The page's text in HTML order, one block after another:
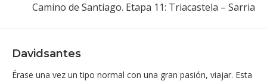
Camino de Santiago. Etapa 11: Triacastela – Sarria
Davidsantes
Érase una vez un tipo normal con una gran pasión, viajar. Esta